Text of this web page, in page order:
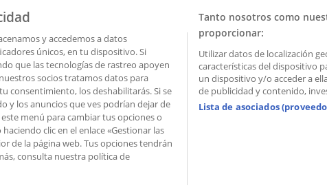
S.L.U. – Palau de Mar – 08039 Barcelona, Spain
y accedemos a datos
únicos, en tu dispositivo. Si
que las tecnologías de rastreo apoyen
socios tratamos datos para
consentimiento, los deshabilitarás. Si se
y los anuncios que ves podrían dejar de
menú para cambiar tus opciones o
clic en el enlace «Gestionar las
de la página web. Tus opciones tendrán
consulta nuestra política de
Tanto nosotros como
proporcionar:
Utilizar datos de localización
características del dispositivo
un dispositivo y/o acceder a
de publicidad y contenido,
Lista de asociados